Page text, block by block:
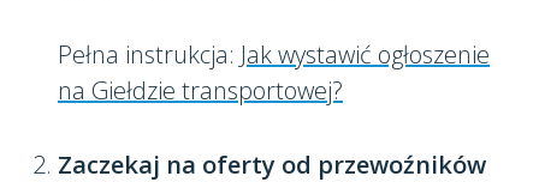
Pełna instrukcja: Jak wystawić ogłoszenie
na Giełdzie transportowej?
Zaczekaj na oferty od przewoźników